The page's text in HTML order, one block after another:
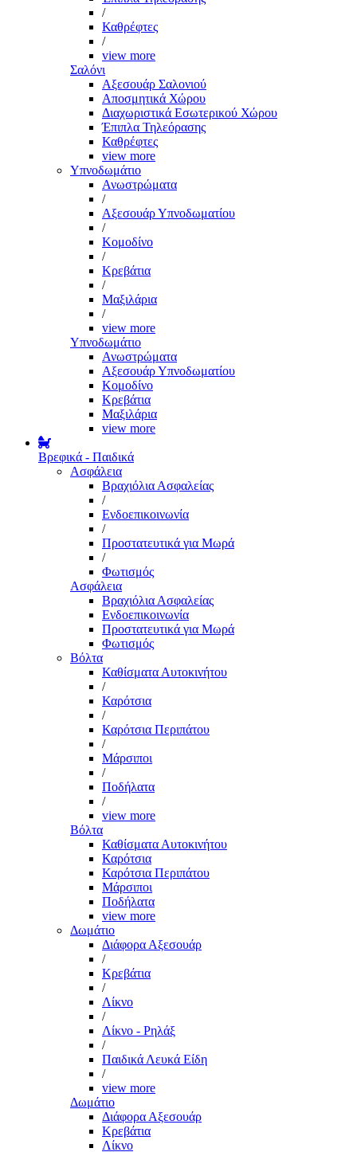
/
Καθρέφτες
/
view more
Σαλόνι
Αξεσουάρ Σαλονιού
Αποσμητικά Χώρου
Διαχωριστικά Εσωτερικού Χώρου
Έπιπλα Τηλεόρασης
Καθρέφτες
view more
Υπνοδωμάτιο
Ανωστρώματα
/
Αξεσουάρ Υπνοδωματίου
/
Κομοδίνο
/
Κρεβάτια
/
Μαξιλάρια
/
view more
Υπνοδωμάτιο
Ανωστρώματα
Αξεσουάρ Υπνοδωματίου
Κομοδίνο
Κρεβάτια
Μαξιλάρια
view more
Βρεφικά - Παιδικά
Ασφάλεια
Βραχιόλια Ασφαλείας
/
Ενδοεπικοινωνία
/
Προστατευτικά για Μωρά
/
Φωτισμός
Ασφάλεια
Βραχιόλια Ασφαλείας
Ενδοεπικοινωνία
Προστατευτικά για Μωρά
Φωτισμός
Βόλτα
Καθίσματα Αυτοκινήτου
/
Καρότσια
/
Καρότσια Περιπάτου
/
Μάρσιποι
/
Ποδήλατα
/
view more
Βόλτα
Καθίσματα Αυτοκινήτου
Καρότσια
Καρότσια Περιπάτου
Μάρσιποι
Ποδήλατα
view more
Δωμάτιο
Διάφορα Αξεσουάρ
/
Κρεβάτια
/
Λίκνο
/
Λίκνο - Ρηλάξ
/
Παιδικά Λευκά Είδη
/
view more
Δωμάτιο
Διάφορα Αξεσουάρ
Κρεβάτια
Λίκνο